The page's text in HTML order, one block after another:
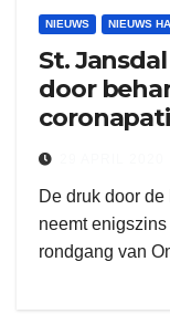
NIEUWS NIEUWS
St.
door
De druk door
neemt
rondgang van